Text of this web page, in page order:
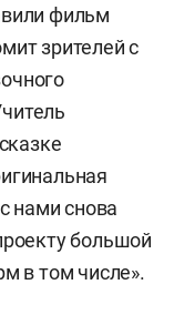
фильм
зрителей с
нами снова
большой
в том числе».